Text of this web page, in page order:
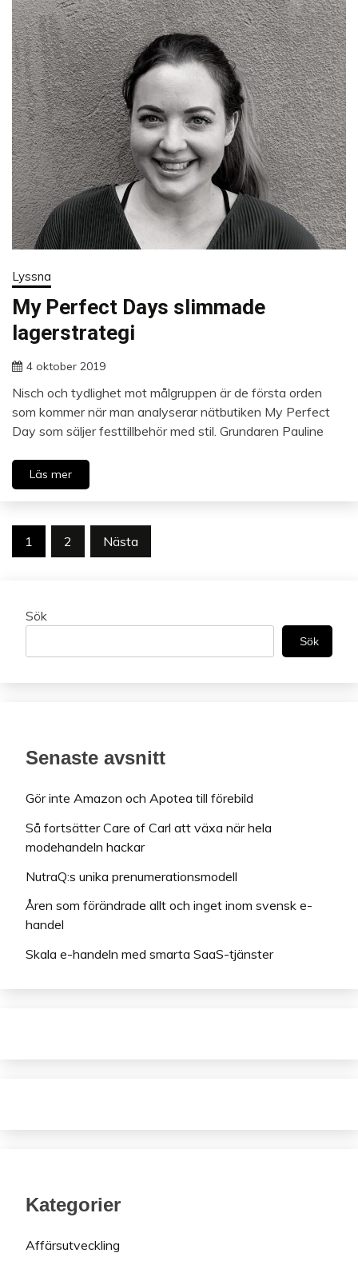
Lyssna
My Perfect Days slimmade
lagerstrategi
4 oktober 2019
Nisch och tydlighet mot målgruppen är de första orden
som kommer när man analyserar nätbutiken My Perfect
Day som säljer festtillbehör med stil. Grundaren Pauline
Läs mer
Sidnumrering
1 2 Nästa
Sök
Sök
Senaste avsnitt
Gör inte Amazon och Apotea till förebild
Så fortsätter Care of Carl att växa när hela
modehandeln hackar
NutraQ:s unika prenumerationsmodell
Åren som förändrade allt och inget inom svensk e-
handel
Skala e-handeln med smarta SaaS-tjänster
Kategorier
Affärsutveckling